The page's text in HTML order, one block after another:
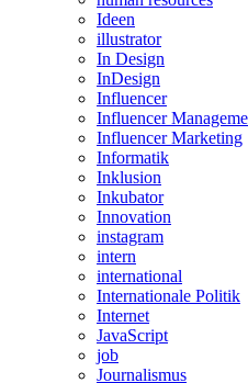
Ideen
illustrator
In Design
InDesign
Influencer
Influencer
Influencer Marketing
Informatik
Inklusion
Inkubator
Innovation
instagram
intern
international
Internationale Politik
Internet
JavaScript
job
Journalismus